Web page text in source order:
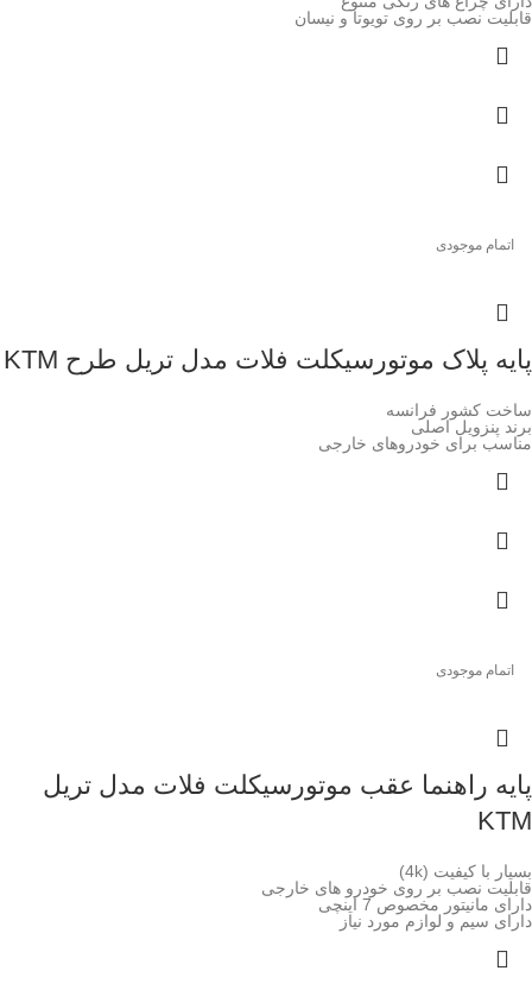
قابلیت نصب بر روی تویوتا و نیسان
اتمام موجودی
پایه پلاک موتورسیکلت فلات مدل تریل طرح KTM
ساخت کشور فرانسه
برند پنزویل اصلی
مناسب برای خودروهای خارجی
اتمام موجودی
پایه راهنما عقب موتورسیکلت فلات مدل تریل
KTM
بسیار با کیفیت (4k)
قابلیت نصب بر روی خودرو های خارجی
دارای مانیتور مخصوص 7 اینچی
دارای سیم و لوازم مورد نیاز